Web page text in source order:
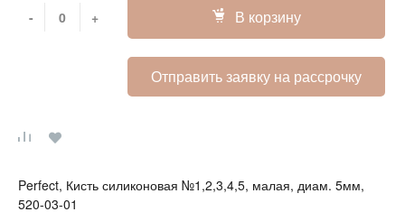
- + В корзину
Отправить заявку на рассрочку
Perfect, Кисть силиконовая №1,2,3,4,5, малая, диам. 5мм,
520-03-01